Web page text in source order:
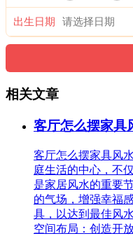
出生日期
相关文章
客厅怎么摆家具
客厅怎么摆家具风
庭生活的中心，不
是家居风水的重要
的气场，增强幸福
具，以达到最佳风
空间布局：创造开